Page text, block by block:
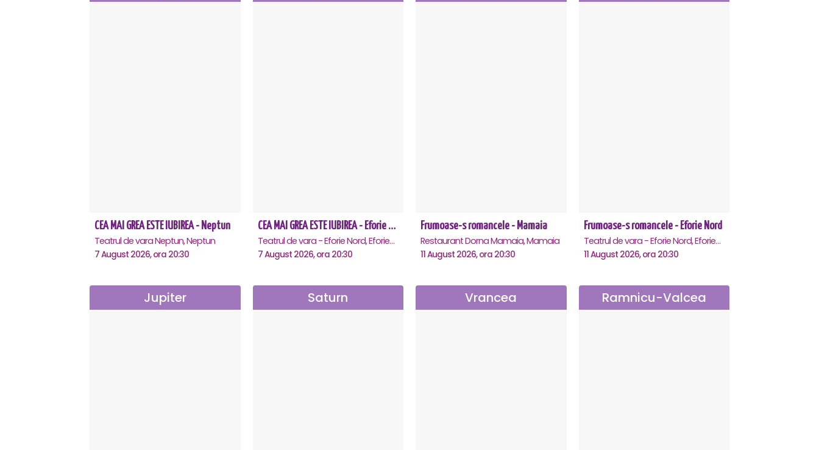
CEA MAI GREA ESTE IUBIREA - Neptun
Teatrul de vara Neptun, Neptun
7 August 2026, ora 20:30
CEA MAI GREA ESTE IUBIREA - Eforie Nord
Teatrul de vara - Eforie Nord, Eforie-Nord
7 August 2026, ora 20:30
Frumoase-s romancele - Mamaia
Restaurant Dorna Mamaia, Mamaia
11 August 2026, ora 20:30
Frumoase-s romancele - Eforie Nord
Teatrul de vara - Eforie Nord, Eforie-Nord
11 August 2026, ora 20:30
Jupiter Saturn Vrancea Ramnicu-Valcea